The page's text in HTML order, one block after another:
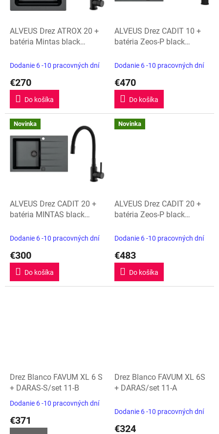
ALVEUS Drez ATROX 20 +
batéria Mintas black
Dodanie 6 -10 pracovných dní
€270
Do košíka
ALVEUS Drez CADIT 10 +
batéria Zeos-P black
Dodanie 6 -10 pracovných dní
€470
Do košíka
Novinka
ALVEUS Drez CADIT 20 +
batéria MINTAS black
Dodanie 6 -10 pracovných dní
€300
Do košíka
Novinka
ALVEUS Drez CADIT 20 +
batéria Zeos-P black
Dodanie 6 -10 pracovných dní
€483
Do košíka
Drez Blanco FAVUM XL 6 S
+ DARAS-S/set 11-B
Priemerné
produktu
Dodanie 6 -10 pracovných dní
€371
Drez Blanco FAVUM XL 6S
+ DARAS/set 11-A
Dodanie 6 -10 pracovných dní
€324